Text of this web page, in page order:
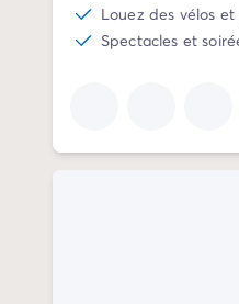
Camping Cannes
Camping Nice
Camping Var
Louez des vélos
Spectacles et